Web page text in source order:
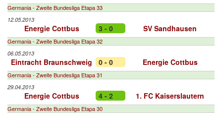
Germania - Zweite Bundesliga Etapa 33
12.05.2013
Energie Cottbus 3 - 0 SV Sandhausen
Germania - Zweite Bundesliga Etapa 32
06.05.2013
Eintracht Braunschweig 0 - 0 Energie Cottbus
Germania - Zweite Bundesliga Etapa 31
29.04.2013
Energie Cottbus 4 - 2 1. FC Kaiserslautern
Germania - Zweite Bundesliga Etapa 30